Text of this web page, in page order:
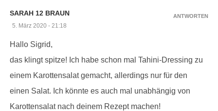
SARAH 12 BRAUN
5. März 2020 - 21:18
Hallo Sigrid,
das klingt spitze! Ich habe schon mal Tahini-Dressing zu
einem Karottensalat gemacht, allerdings nur für den
einen Salat. Ich könnte es auch mal unabhängig von
Karottensalat nach deinem Rezept machen!
ANTWORTEN